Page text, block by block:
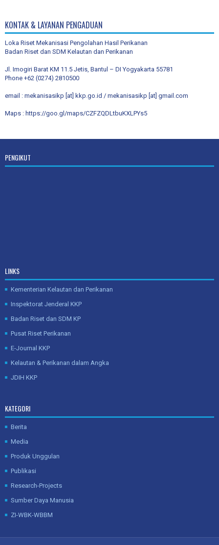
KONTAK & LAYANAN PENGADUAN
Loka Riset Mekanisasi Pengolahan Hasil Perikanan
Badan Riset dan SDM Kelautan dan Perikanan
Jl. Imogiri Barat KM 11.5 Jetis, Bantul – DI Yogyakarta 55781
Phone +62 (0274) 2810500
email : mekanisasikp [at] kkp.go.id / mekanisasikp [at] gmail.com
Maps : https://goo.gl/maps/CZFZQDLtbuKXLPYs5
PENGIKUT
LINKS
Kementerian Kelautan dan Perikanan
Inspektorat Jenderal KKP
Badan Riset dan SDM KP
Pusat Riset Perikanan
E-Journal KKP
Kelautan & Perikanan dalam Angka
JDIH KKP
KATEGORI
Berita
Media
Produk Unggulan
Publikasi
Research-Projects
Sumber Daya Manusia
ZI-WBK-WBBM